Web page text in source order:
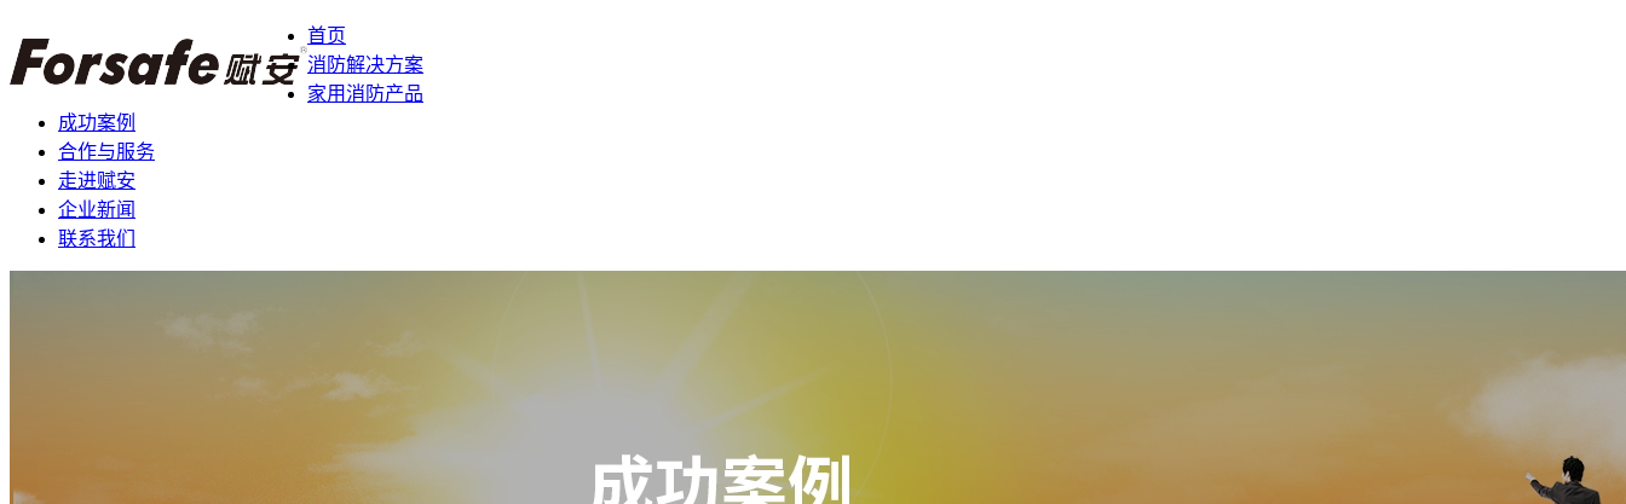
首页
消防解决方案
家用消防产品
成功案例
合作与服务
走进赋安
企业新闻
联系我们